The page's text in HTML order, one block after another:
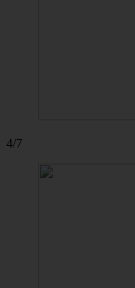
4/7